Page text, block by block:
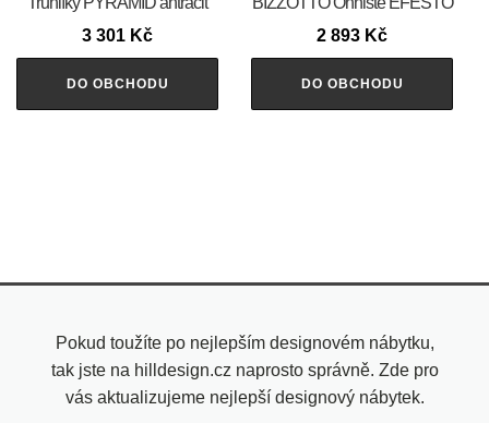
3 301 Kč
DO OBCHODU
2 893 Kč
DO OBCHODU
Pokud toužíte po nejlepším designovém nábytku,
tak jste na hilldesign.cz naprosto správně. Zde pro
vás aktualizujeme nejlepší designový nábytek.